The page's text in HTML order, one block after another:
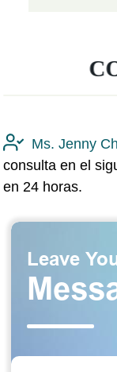
Ms. Jenny
consulta en el
en 24 horas.